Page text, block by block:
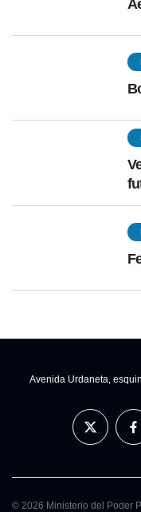
Avenida Urdaneta,
© 2026 Ministerio del Poder